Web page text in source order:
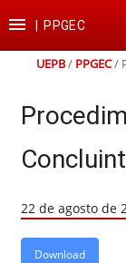
para
conteúdo
para
para
para
rodapé
 PPGEC
UEPB/ PPGEC/
22 de agosto de
Download